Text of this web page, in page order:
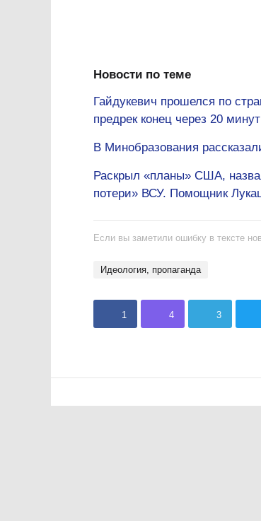
Новости по теме
Гайдукевич прошелся по
предрек конец через 20
В Минобразования
Раскрыл «планы» США,
потери» ВСУ. Помощник
Если вы заметили ошибку в тексте
идеология, пропаганда
1 4 3